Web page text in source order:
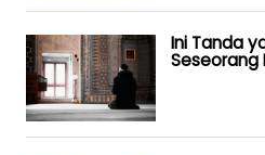
Ini Tanda
Seseorang